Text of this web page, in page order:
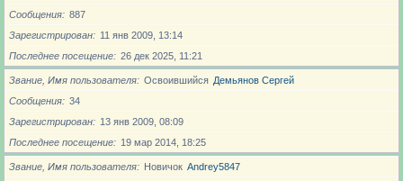
Сообщения
887
Зарегистрирован
11 янв 2009, 13:14
Последнее посещение
26 дек 2025, 11:21
Звание, Имя пользователя Освоившийся Демьянов Сергей
Сообщения
34
Зарегистрирован
13 янв 2009, 08:09
Последнее посещение
19 мар 2014, 18:25
Звание, Имя пользователя Новичoк Andrey5847